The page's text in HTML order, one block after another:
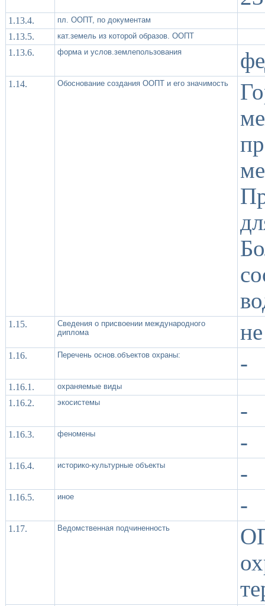
1.13.4. пл. ООПТ, по документам
1.13.5. кат.земель из которой образов. ООПТ
1.13.6. форма и услов.землепользования
1.14. Обоснование создания ООПТ и его значимость
1.15.
Сведения о присвоении международного
диплома
1.16. Перечень основ.объектов охраны: -
1.16.1. охраняемые виды
1.16.2. экосистемы -
1.16.3. феномены -
1.16.4. историко-культурные объекты -
1.16.5. иное -
1.17. Ведомственная подчиненность